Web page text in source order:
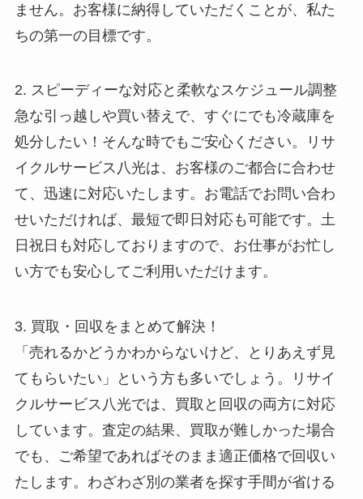
ません。お客様に納得していただくことが、私た
ちの第一の目標です。
2. スピーディーな対応と柔軟なスケジュール調整
急な引っ越しや買い替えで、すぐにでも冷蔵庫を
処分したい！そんな時でもご安心ください。リサ
イクルサービス八光は、お客様のご都合に合わせ
て、迅速に対応いたします。お電話でお問い合わ
せいただければ、最短で即日対応も可能です。土
日祝日も対応しておりますので、お仕事がお忙し
い方でも安心してご利用いただけます。
3. 買取・回収をまとめて解決！
「売れるかどうかわからないけど、とりあえず見
てもらいたい」という方も多いでしょう。リサイ
クルサービス八光では、買取と回収の両方に対応
しています。査定の結果、買取が難しかった場合
でも、ご希望であればそのまま適正価格で回収い
たします。わざわざ別の業者を探す手間が省ける